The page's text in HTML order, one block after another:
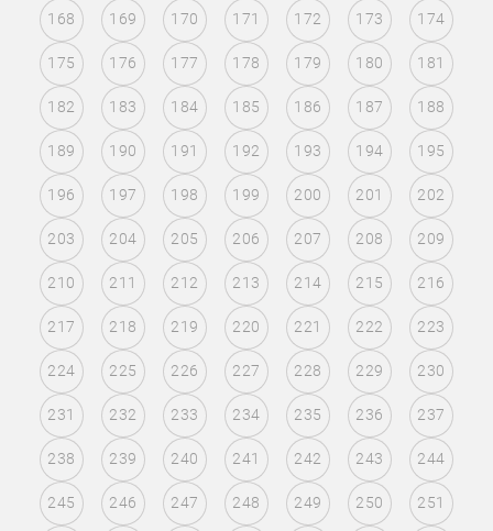
168 169 170 171 172 173 174
175 176 177 178 179 180 181
182 183 184 185 186 187 188
189 190 191 192 193 194 195
196 197 198 199 200 201 202
203 204 205 206 207 208 209
210 211 212 213 214 215 216
217 218 219 220 221 222 223
224 225 226 227 228 229 230
231 232 233 234 235 236 237
238 239 240 241 242 243 244
245 246 247 248 249 250 251